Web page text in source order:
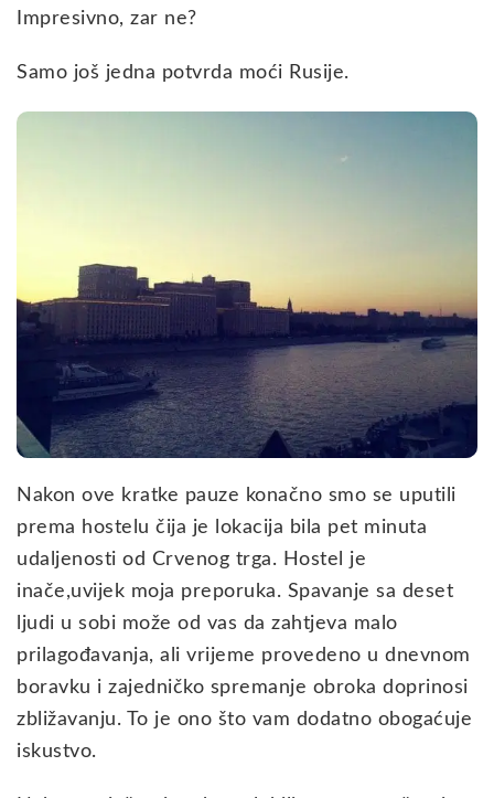
Impresivno, zar ne?
Samo još jedna potvrda moći Rusije.
Nakon ove kratke pauze konačno smo se uputili
prema hostelu čija je lokacija bila pet minuta
udaljenosti od Crvenog trga. Hostel je
inače,uvijek moja preporuka. Spavanje sa deset
ljudi u sobi može od vas da zahtjeva malo
prilagođavanja, ali vrijeme provedeno u dnevnom
boravku i zajedničko spremanje obroka doprinosi
zbližavanju. To je ono što vam dodatno obogaćuje
iskustvo.